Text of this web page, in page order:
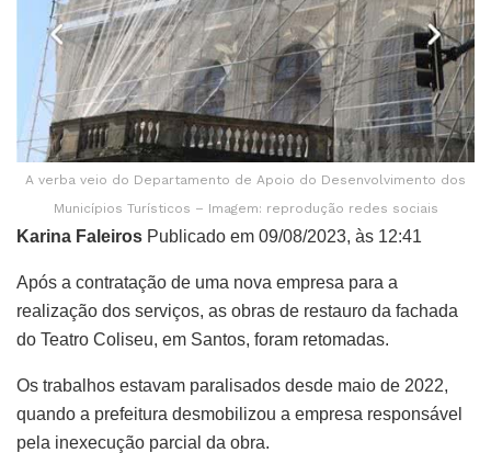
A verba veio do Departamento de Apoio do Desenvolvimento dos
Municípios Turísticos – Imagem: reprodução redes sociais
Karina Faleiros Publicado em 09/08/2023, às 12:41
Após a contratação de uma nova empresa para a
realização dos serviços, as obras de restauro da fachada
do Teatro Coliseu, em Santos, foram retomadas.
Os trabalhos estavam paralisados desde maio de 2022,
quando a prefeitura desmobilizou a empresa responsável
pela inexecução parcial da obra.